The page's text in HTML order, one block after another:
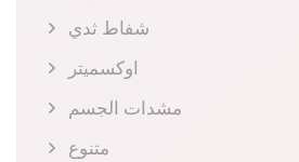
شفاط ثدي
اوكسميتر
مشدات الجسم
متنوع